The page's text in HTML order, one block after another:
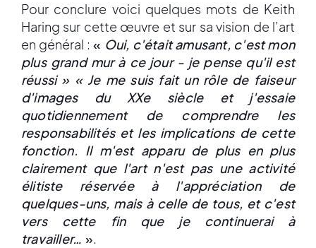
Pour conclure voici quelques mots de Keith
Haring sur cette œuvre et sur sa vision de l’art
en général :« Oui, c'était amusant, c'est mon
plus grand mur à ce jour - je pense qu'il est
réussi » « Je me suis fait un rôle de faiseur
d'images du XXe siècle et j'essaie
quotidiennement de comprendre les
responsabilités et les implications de cette
fonction. Il m'est apparu de plus en plus
clairement que l'art n'est pas une activité
élitiste réservée à l'appréciation de
quelques-uns, mais à celle de tous, et c'est
vers cette fin que je continuerai à
travailler… ».